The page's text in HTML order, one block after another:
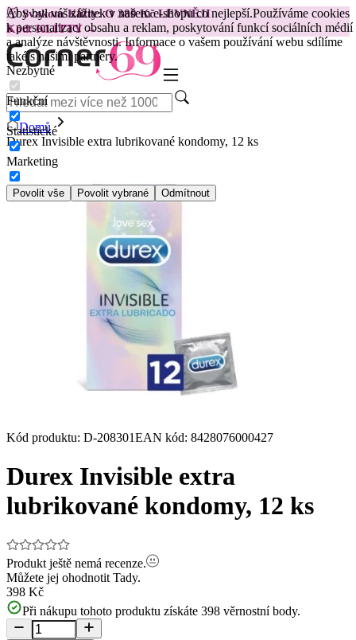
Aby byl váš zážitek v našem e-shopu co nejlepší.Používáme cookies
k personalizaci obsahu a reklam, poskytování funkcí sociálních médií
a analýze návštěvnosti. Informace o vašem používání webu sdílíme
také s našimi partnery.
Nezbytné
Funkční
Statistické
Marketing
Povolit vše Povolit vybrané Odmítnout
😽Svakom Klitty: O 380 Kč LEVNĚJI
Kód: KLITTY →
Domů
Durex Invisible extra lubrikované kondomy, 12 ks
Kód produktu: D-208301EAN kód: 8428076000427
Durex Invisible extra
lubrikované kondomy, 12 ks
Produkt ještě nemá recenze.
Můžete jej ohodnotit Tady.
398 Kč
Při nákupu tohoto produktu získáte 398 věrnostní body.